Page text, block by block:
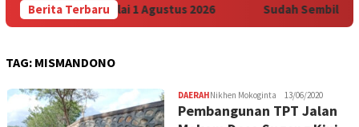
Berita Terbaru
di Sulawesi Mulai 1 Agustus 2026 Sudah Sembilan
TAG: MISMANDONO
DAERAHNikhen Mokoginta 13/06/2020
Pembangunan TPT Jalan